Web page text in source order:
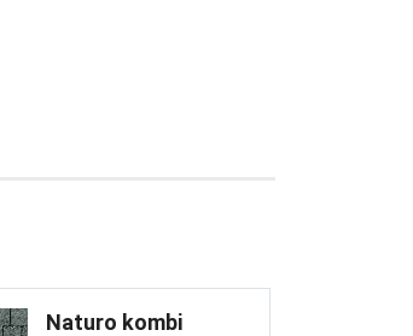
Naturo kombi